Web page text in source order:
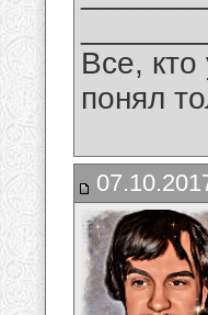
Все,
понял